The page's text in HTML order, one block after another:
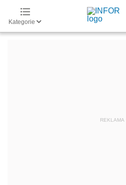
Kategorie